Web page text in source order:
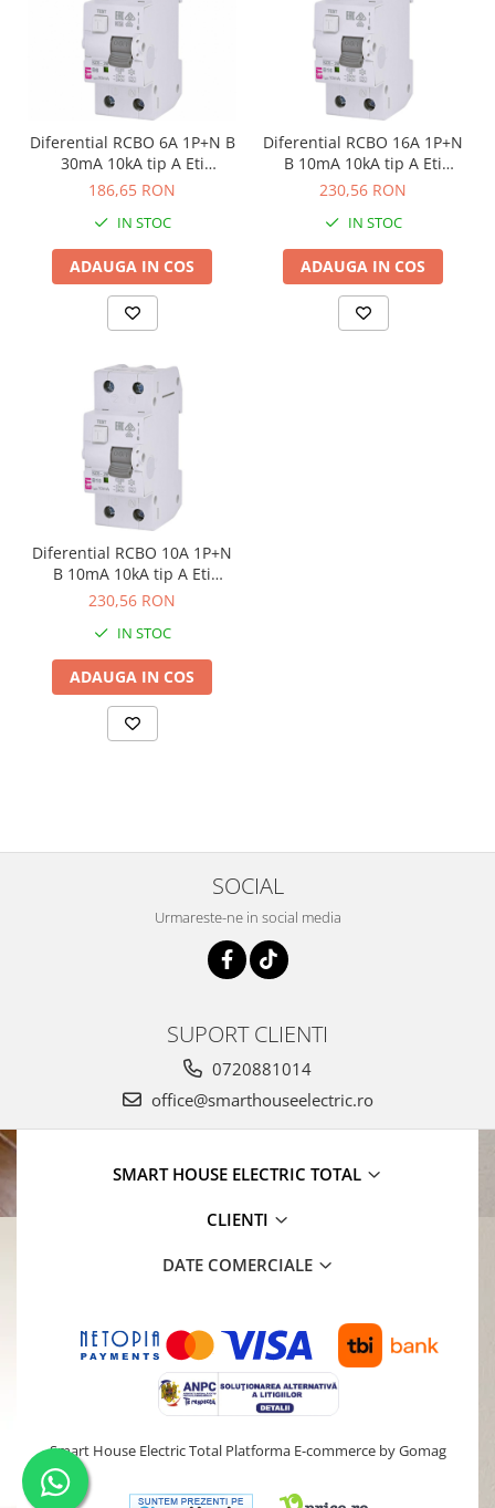
Diferential RCBO 6A 1P+N B
30mA 10kA tip A Eti
002173201
186,65 RON
IN STOC
ADAUGA IN COS
Diferential RCBO 16A 1P+N
B 10mA 10kA tip A Eti
002173214
230,56 RON
IN STOC
ADAUGA IN COS
Diferential RCBO 10A 1P+N
B 10mA 10kA tip A Eti
002173212
230,56 RON
IN STOC
ADAUGA IN COS
SOCIAL
Urmareste-ne in social media
SUPORT CLIENTI
0720881014
office@smarthouseelectric.ro
SMART HOUSE ELECTRIC TOTAL
CLIENTI
DATE COMERCIALE
Smart House Electric Total Platforma E-commerce by Gomag